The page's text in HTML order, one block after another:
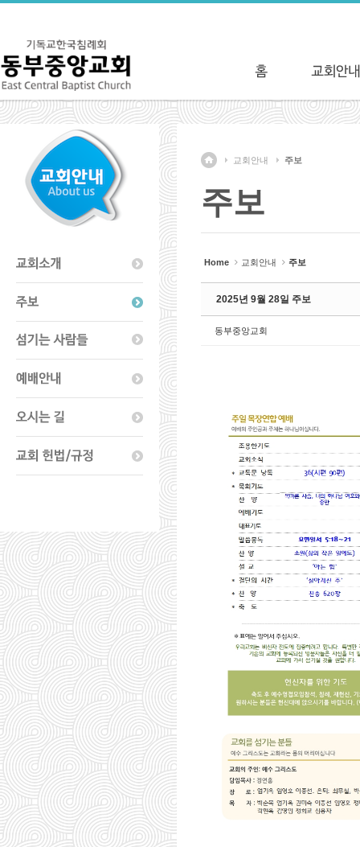
교회안내 주보
주보
Home 교회안내 주보
2025년 9월 28일 주보
동부중앙교회